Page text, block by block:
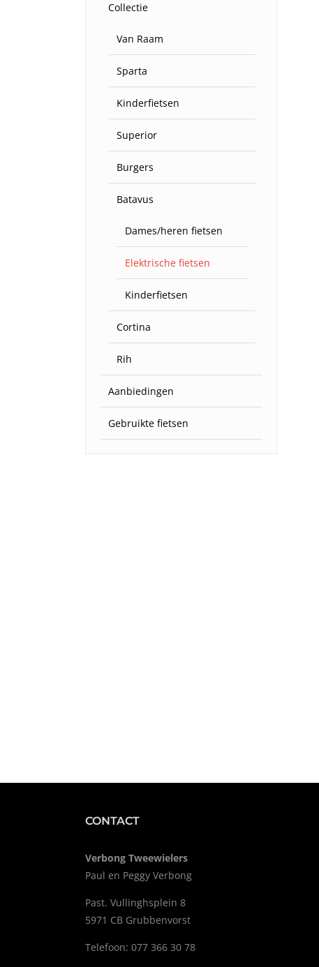
Collectie
Van Raam
Sparta
Kinderfietsen
Superior
Burgers
Batavus
Dames/heren fietsen
Elektrische fietsen
Kinderfietsen
Cortina
Rih
Aanbiedingen
Gebruikte fietsen
CONTACT
Verbong Tweewielers
Paul en Peggy Verbong
Past. Vullinghsplein 8
5971 CB Grubbenvorst
Telefoon: 077 366 30 78